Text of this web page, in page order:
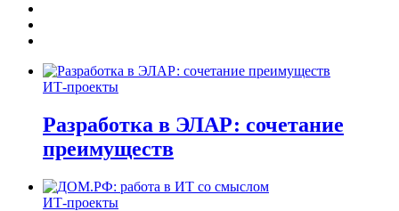
ИТ-проекты
Разработка в ЭЛАР: сочетание
преимуществ
ИТ-проекты